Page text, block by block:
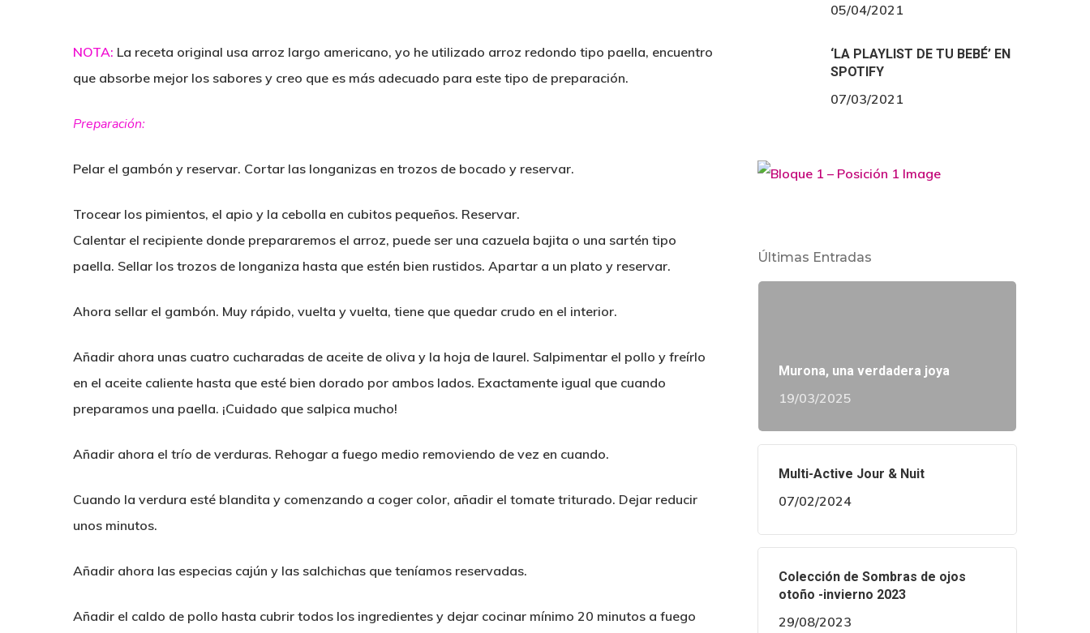
NOTA: La receta original usa arroz largo americano, yo he utilizado arroz redondo tipo paella, encuentro
que absorbe mejor los sabores y creo que es más adecuado para este tipo de preparación.
Preparación:
Pelar el gambón y reservar. Cortar las longanizas en trozos de bocado y reservar.
Trocear los pimientos, el apio y la cebolla en cubitos pequeños. Reservar.
Calentar el recipiente donde prepararemos el arroz, puede ser una cazuela bajita o una sartén tipo
paella. Sellar los trozos de longaniza hasta que estén bien rustidos. Apartar a un plato y reservar.
Ahora sellar el gambón. Muy rápido, vuelta y vuelta, tiene que quedar crudo en el interior.
Añadir ahora unas cuatro cucharadas de aceite de oliva y la hoja de laurel. Salpimentar el pollo y freírlo
en el aceite caliente hasta que esté bien dorado por ambos lados. Exactamente igual que cuando
preparamos una paella. ¡Cuidado que salpica mucho!
Añadir ahora el trío de verduras. Rehogar a fuego medio removiendo de vez en cuando.
Cuando la verdura esté blandita y comenzando a coger color, añadir el tomate triturado. Dejar reducir
unos minutos.
Añadir ahora las especias cajún y las salchichas que teníamos reservadas.
Añadir el caldo de pollo hasta cubrir todos los ingredientes y dejar cocinar mínimo 20 minutos a fuego
05/04/2021
‘LA PLAYLIST DE TU BEBÉ’ EN
SPOTIFY
07/03/2021
Últimas Entradas
Murona, una verdadera joya
19/03/2025
Multi-Active Jour & Nuit
07/02/2024
Colección de Sombras de ojos
otoño -invierno 2023
29/08/2023